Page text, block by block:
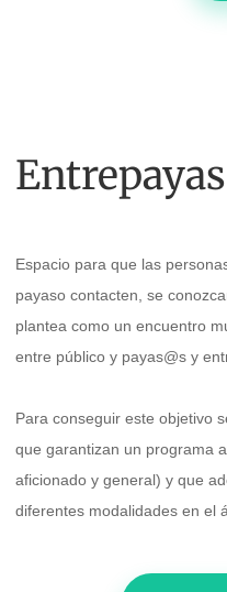
Espacio para que las
payaso contacten, se
plantea como un encuentro
entre público y payas@s y
Para conseguir este objetivo
que garantizan un programa
aficionado y general) y que
diferentes modalidades en el